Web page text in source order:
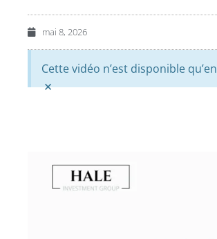
mai 8, 2026
Cette vidéo n’est disponible
×